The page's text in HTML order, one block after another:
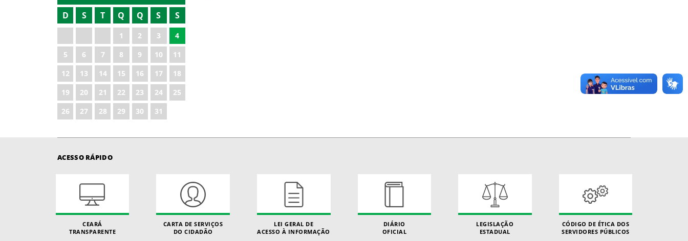
2021
2022
2023
2024
2025
2026
D S T Q Q S S
1 2 3
4
5
6 7 8 9 10
11
12
13 14 15 16 17
18
19
20 21 22 23 24
25
26
27 28 29 30 31
ACESSO RÁPIDO
CEARÁ
TRANSPARENTE
CARTA DE SERVIÇOS
DO CIDADÃO
LEI GERAL DE
ACESSO À INFORMAÇÃO
DIÁRIO
OFICIAL
LEGISLAÇÃO
ESTADUAL
CÓDIGO DE ÉTICA DOS
SERVIDORES PÚBLICOS